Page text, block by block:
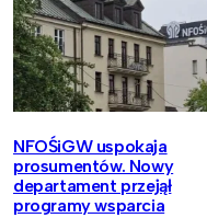
NFOŚiGW uspokaja
prosumentów. Nowy
departament przejął
programy wsparcia